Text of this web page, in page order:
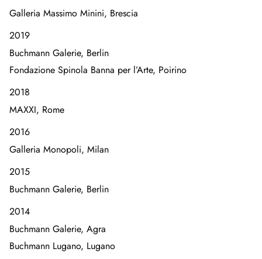
Galleria Massimo Minini, Brescia
2019
Buchmann Galerie, Berlin
Fondazione Spinola Banna per l’Arte, Poirino
2018
MAXXI, Rome
2016
Galleria Monopoli, Milan
2015
Buchmann Galerie, Berlin
2014
Buchmann Galerie, Agra
Buchmann Lugano, Lugano